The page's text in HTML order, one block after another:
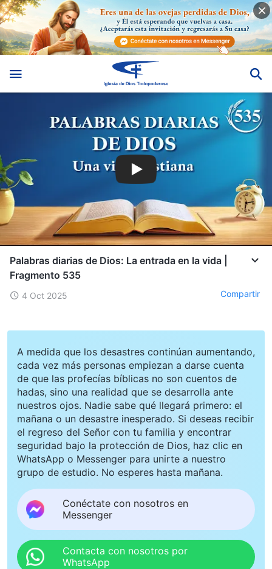
Palabras diarias de Dios: La entrada en la vida |
Fragmento 535
4 Oct 2025 Compartir
A medida que los desastres continúan aumentando,
cada vez más personas empiezan a darse cuenta
de que las profecías bíblicas no son cuentos de
hadas, sino una realidad que se desarrolla ante
nuestros ojos. Nadie sabe qué llegará primero: el
mañana o un desastre inesperado. Si deseas recibir
el regreso del Señor con tu familia y encontrar
seguridad bajo la protección de Dios, haz clic en
WhatsApp o Messenger para unirte a nuestro
grupo de estudio. No esperes hasta mañana.
Conéctate con nosotros en
Messenger
Contacta con nosotros por
WhatsApp